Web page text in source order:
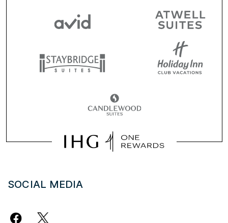
SOCIAL MEDIA